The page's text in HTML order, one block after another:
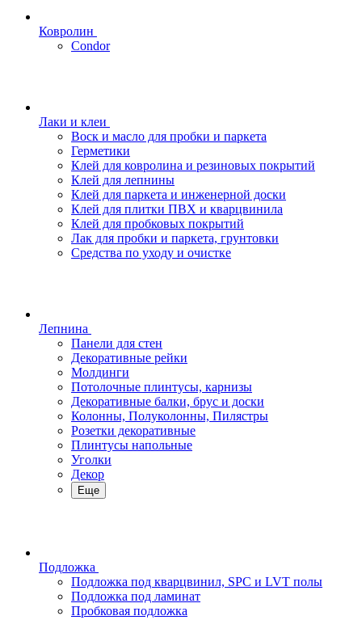
Ковролин
Condor
Лаки и клеи
Воск и масло для пробки и паркета
Герметики
Клей для ковролина и резиновых покрытий
Клей для лепнины
Клей для паркета и инженерной доски
Клей для плитки ПВХ и кварцвинила
Клей для пробковых покрытий
Лак для пробки и паркета, грунтовки
Средства по уходу и очистке
Лепнина
Панели для стен
Декоративные рейки
Молдинги
Потолочные плинтусы, карнизы
Декоративные балки, брус и доски
Колонны, Полуколонны, Пилястры
Розетки декоративные
Плинтусы напольные
Уголки
Декор
Еще
Подложка
Подложка под кварцвинил, SPC и LVT полы
Подложка под ламинат
Пробковая подложка